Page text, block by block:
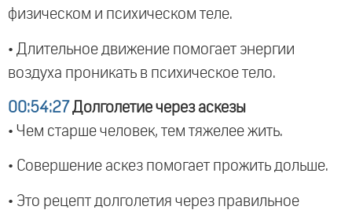
физическом и психическом теле.
• Длительное движение помогает энергии
воздуха проникать в психическое тело.
00:54:27 Долголетие через аскезы
• Чем старше человек, тем тяжелее жить.
• Совершение аскез помогает прожить дольше.
• Это рецепт долголетия через правильное